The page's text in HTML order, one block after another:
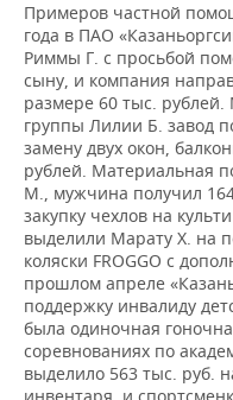
Примеров частной
года в ПАО
Риммы Г. с просьбой
сыну, и компания
размере 60 тыс.
группы Лилии Б. завод
замену двух окон,
рублей. Материальная
М., мужчина получил
закупку чехлов на
выделили Марату Х. на
коляски FROGGO с
прошлом апреле
поддержку инвалиду
была одиночная
соревнованиях по
выделило 563 тыс. руб.